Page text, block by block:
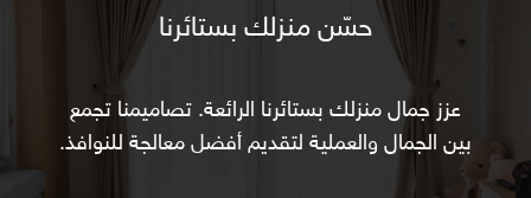
حسّن منزلك بستائرنا
عزز جمال منزلك بستائرنا الرائعة. تصاميمنا تجمع
بين الجمال والعملية لتقديم أفضل معالجة للنوافذ.